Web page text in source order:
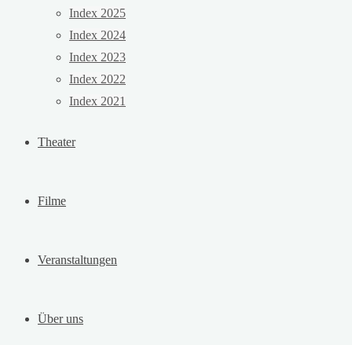
Index 2025
Index 2024
Index 2023
Index 2022
Index 2021
Theater
Filme
Veranstaltungen
Über uns